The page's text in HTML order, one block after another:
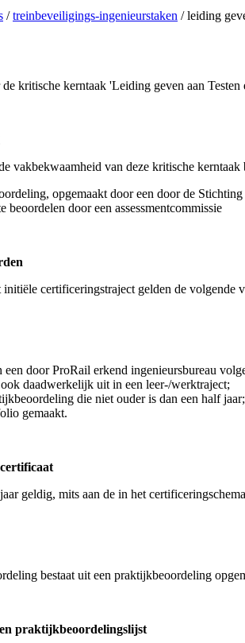
/treinbeveiligings-ingenieurstaken / leiding
kritische kerntaak 'Leiding geven aan
vakbekwaamheid van deze kritische kerntaak
opgemaakt door een door de
beoordelen door een assessmentcommissie
certificeringstraject gelden de volgende
een door ProRail erkend ingenieursbureau
daadwerkelijk uit in een leer-/werktraject;
die niet ouder is dan een half jaar;
gemaakt.
geldig, mits aan de in het
bestaat uit een praktijkbeoordeling
praktijkbeoordelingslijst